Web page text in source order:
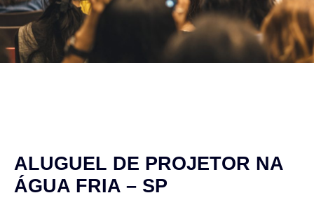
ALUGUEL DE PROJETOR NA
ÁGUA FRIA – SP